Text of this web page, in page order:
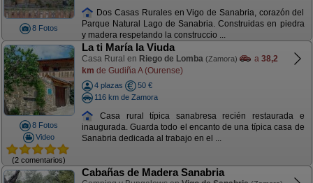
8 Fotos
Dos Casas Rurales en Vigo de Sanabria, corazón del
Parque Natural Lago de Sanabria. Construidas en piedra
y madera respetando la construccio ...
8 Fotos
Video
(2 comentarios)
La ti María la Viuda
Casa Rural en Riego de Lomba (Zamora) a 38,2
km de Gudiña A (Ourense)
4 plazas
50 €
116 km de Zamora
Casa rural típica sanabresa recién restaurada e
inaugurada. Guarda todo el encanto de una típica casa de
Sanabria dedicada al trabajo en el ...
Cabañas de Madera Sanabria